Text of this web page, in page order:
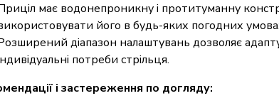
має водонепроникну і протитуманну
його в будь-яких погодних
діапазон налаштувань дозволяє
потреби стрільця.
і застереження по догляду: